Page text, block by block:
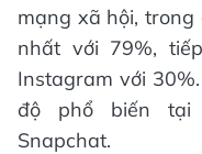
mạng xã hội,
nhất với 79%,
Instagram với
độ phổ biến tại
Snapchat.